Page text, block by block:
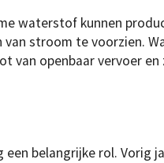
waterstof kunnen
stroom te voorzien.
van openbaar vervoer
belangrijke rol. Vorig